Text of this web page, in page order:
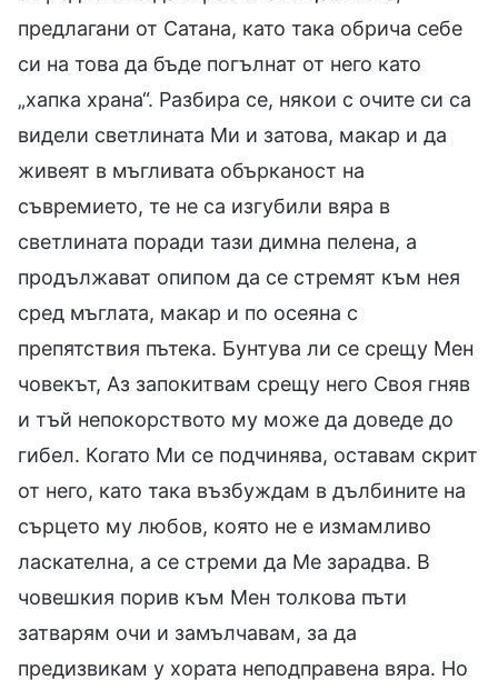
предлагани от Сатана, като така обрича себе
си на това да бъде погълнат от него като
„хапка храна“. Разбира се, някои с очите си са
видели светлината Ми и затова, макар и да
живеят в мъгливата обърканост на
съвремието, те не са изгубили вяра в
светлината поради тази димна пелена, а
продължават опипом да се стремят към нея
сред мъглата, макар и по осеяна с
препятствия пътека. Бунтува ли се срещу Мен
човекът, Аз запокитвам срещу него Своя гняв
и тъй непокорството му може да доведе до
гибел. Когато Ми се подчинява, оставам скрит
от него, като така възбуждам в дълбините на
сърцето му любов, която не е измамливо
ласкателна, а се стреми да Ме зарадва. В
човешкия порив към Мен толкова пъти
затварям очи и замълчавам, за да
предизвикам у хората неподправена вяра. Но